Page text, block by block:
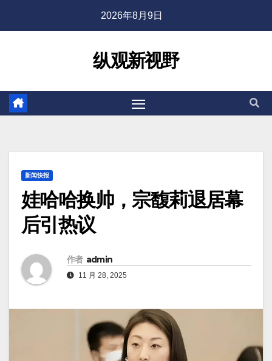
2026年8月9日
纵观新视野
新闻快报
娃哈哈换帅，宗馥莉退居幕
后引热议
作者 admin
11 月 28, 2025